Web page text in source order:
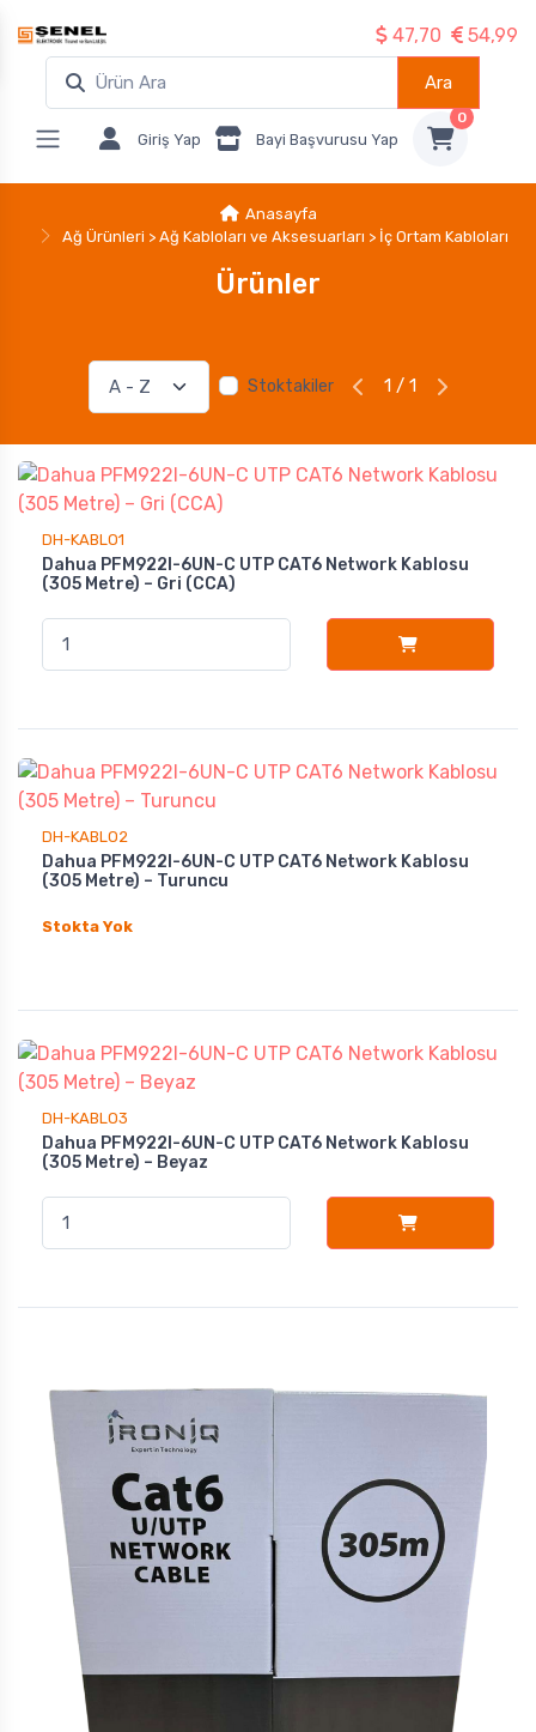
47,70 54,99
Ara
Giriş Yap Bayi Başvurusu Yap
0
Anasayfa
Ağ Ürünleri > Ağ Kabloları ve Aksesuarları > İç Ortam Kabloları
Ürünler
Stoktakiler 1 / 1
DH-KABLO1
Dahua PFM922I-6UN-C UTP CAT6 Network Kablosu
(305 Metre) – Gri (CCA)
DH-KABLO2
Dahua PFM922I-6UN-C UTP CAT6 Network Kablosu
(305 Metre) – Turuncu
Stokta Yok
DH-KABLO3
Dahua PFM922I-6UN-C UTP CAT6 Network Kablosu
(305 Metre) – Beyaz